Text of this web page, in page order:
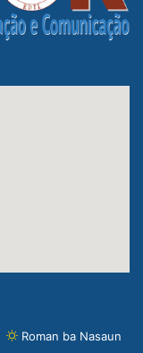
Roman ba Nasaun